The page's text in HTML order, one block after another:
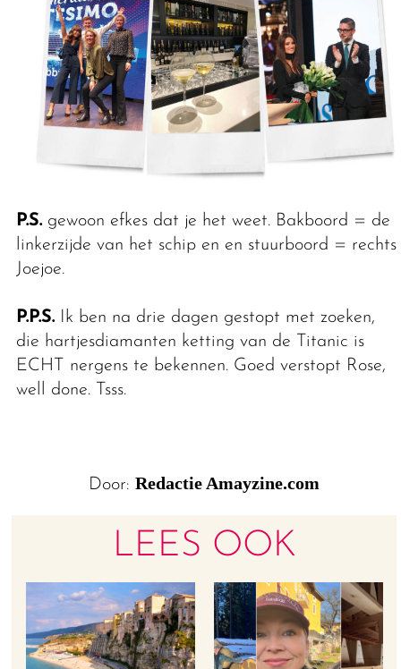
P.S.gewoon efkes dat je het weet. Bakboord = de
linkerzijde van het schip en en stuurboord = rechts.
Joejoe.
P.P.S.Ik ben na drie dagen gestopt met zoeken,
die hartjesdiamanten ketting van de Titanic is
ECHT nergens te bekennen. Goed verstopt Rose,
well done. Tsss.
Door:Redactie Amayzine.com
LEES OOK